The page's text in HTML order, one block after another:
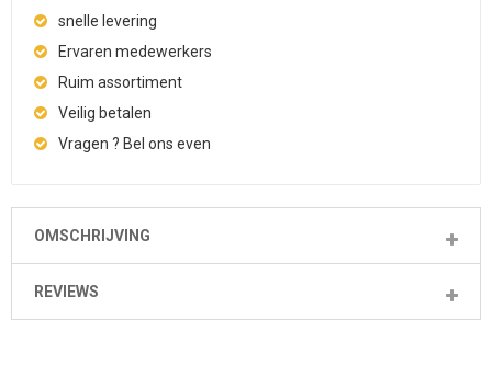
snelle levering
Ervaren medewerkers
Ruim assortiment
Veilig betalen
Vragen ? Bel ons even
OMSCHRIJVING
REVIEWS